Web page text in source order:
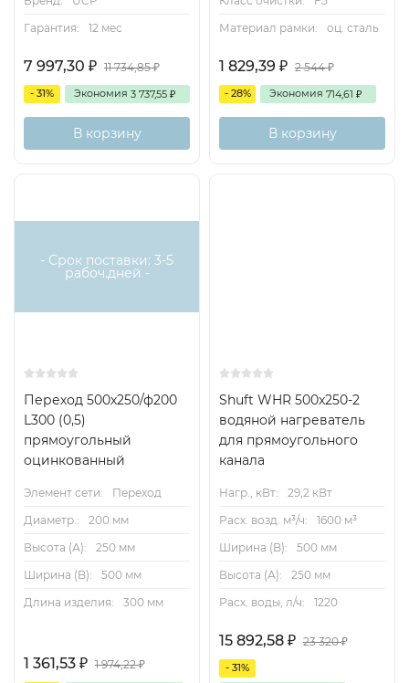
Гарантия:
12 мес
7 997,30 ₽ 11 734,85₽
- 31% Экономия 3 737,55 ₽
В корзину
Материал рамки:
оц. сталь
1 829,39 ₽ 2 544₽
- 28% Экономия 714,61 ₽
В корзину
- Срок поставки: 3-5
рабоч.дней -
Переход 500х250/ф200
L300 (0,5)
прямоугольный
оцинкованный
Элемент сети:
Переход
Диаметр.:
200 мм
Высота (А):
250 мм
Ширина (B):
500 мм
Длина изделия:
300 мм
1 361,53 ₽ 1 974,22₽
Shuft WHR 500x250-2
водяной нагреватель
для прямоугольного
канала
Нагр., кВт:
29,2 кВт
Расх. возд. м³/ч:
1600 м³
Ширина (B):
500 мм
Высота (А):
250 мм
Расх. воды, л/ч:
1220
15 892,58 ₽ 23 320₽
- 31%